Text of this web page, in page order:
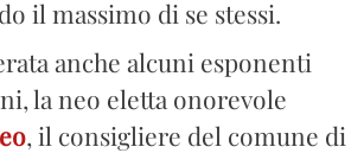
il massimo di se stessi.
anche alcuni esponenti
la neo eletta onorevole
, il consigliere del comune di